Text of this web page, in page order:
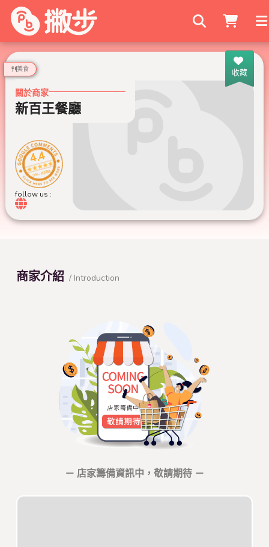
搜尋商家
收藏
美食
關於商家
新百王餐廳
4.4
999+ 則評論
follow us :
商家介紹 / Introduction
－ 店家籌備資訊中，敬請期待 －